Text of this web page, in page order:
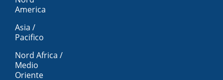
America
Asia /
Pacifico
Nord Africa /
Medio
Oriente